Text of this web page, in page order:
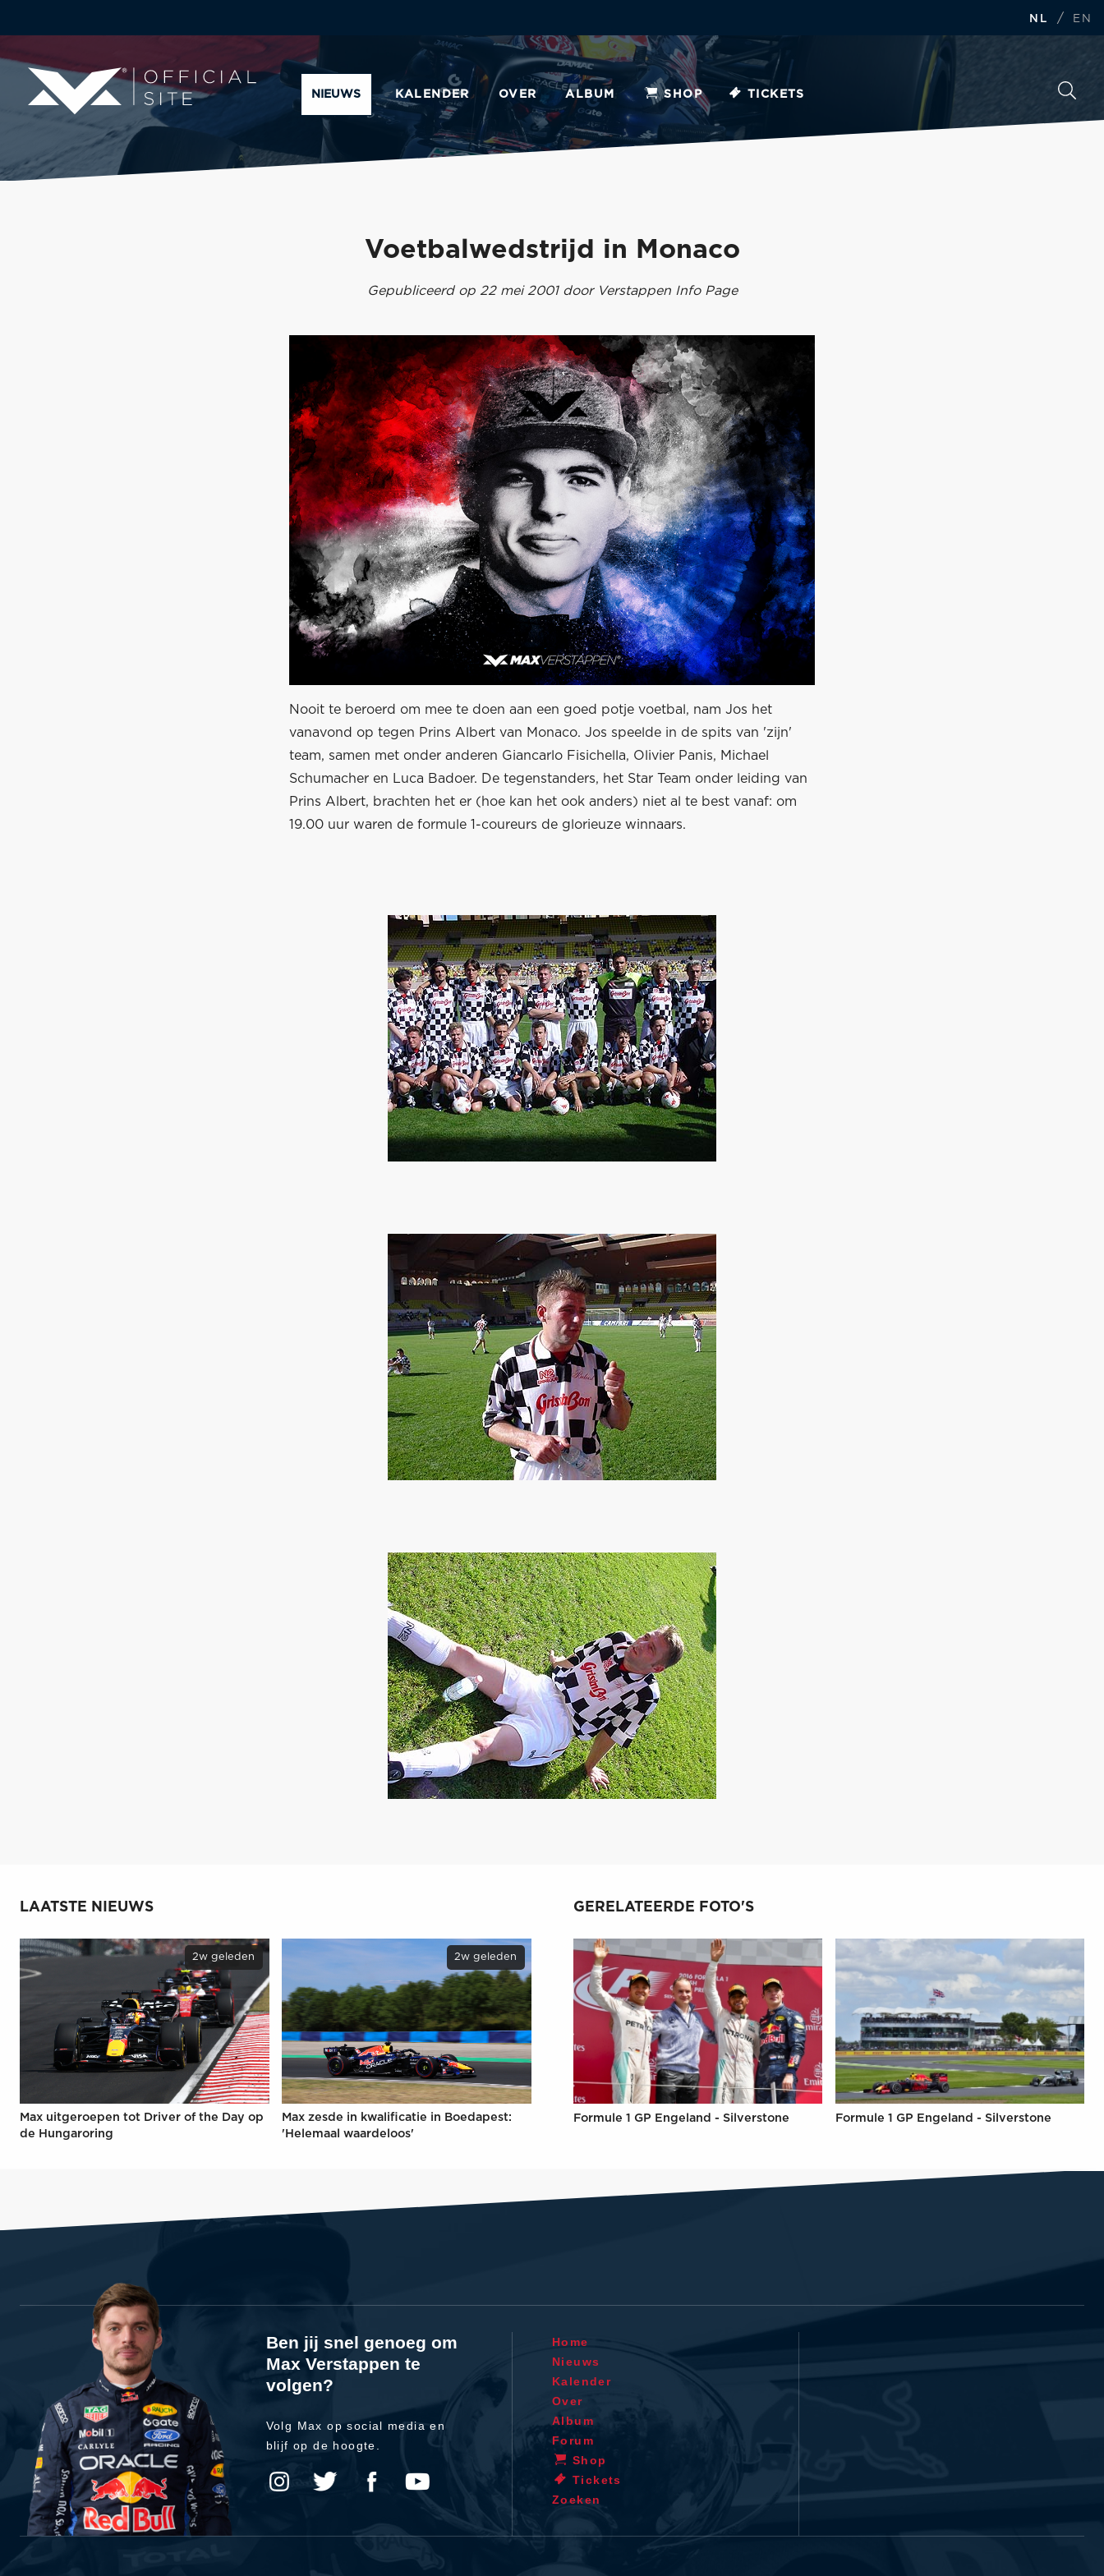
NL / EN
NIEUWS KALENDER OVER ALBUM SHOP TICKETS
Voetbalwedstrijd in Monaco
Gepubliceerd op 22 mei 2001 door Verstappen Info Page
Nooit te beroerd om mee te doen aan een goed potje voetbal, nam Jos het
vanavond op tegen Prins Albert van Monaco. Jos speelde in de spits van 'zijn'
team, samen met onder anderen Giancarlo Fisichella, Olivier Panis, Michael
Schumacher en Luca Badoer. De tegenstanders, het Star Team onder leiding van
Prins Albert, brachten het er (hoe kan het ook anders) niet al te best vanaf: om
19.00 uur waren de formule 1-coureurs de glorieuze winnaars.
LAATSTE NIEUWS
2w geleden
Max uitgeroepen tot Driver of the Day op
de Hungaroring
2w geleden
Max zesde in kwalificatie in Boedapest:
'Helemaal waardeloos'
GERELATEERDE FOTO'S
Formule 1 GP Engeland - Silverstone Formule 1 GP Engeland - Silverstone
Ben jij snel genoeg om
Max Verstappen te
volgen?
Volg Max op social media en
blijf op de hoogte.
Home
Nieuws
Kalender
Over
Album
Forum
Shop
Tickets
Zoeken